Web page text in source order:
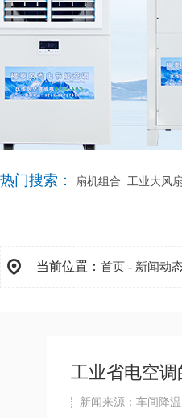
热门搜索： 扇机组合 工业大风扇
当前位置： 首页 - 新闻动
工业省电空调
新闻来源：车间降